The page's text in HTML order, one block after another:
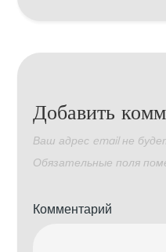
Добавить
Ваш адрес email не
Обязательные поля
Комментарий